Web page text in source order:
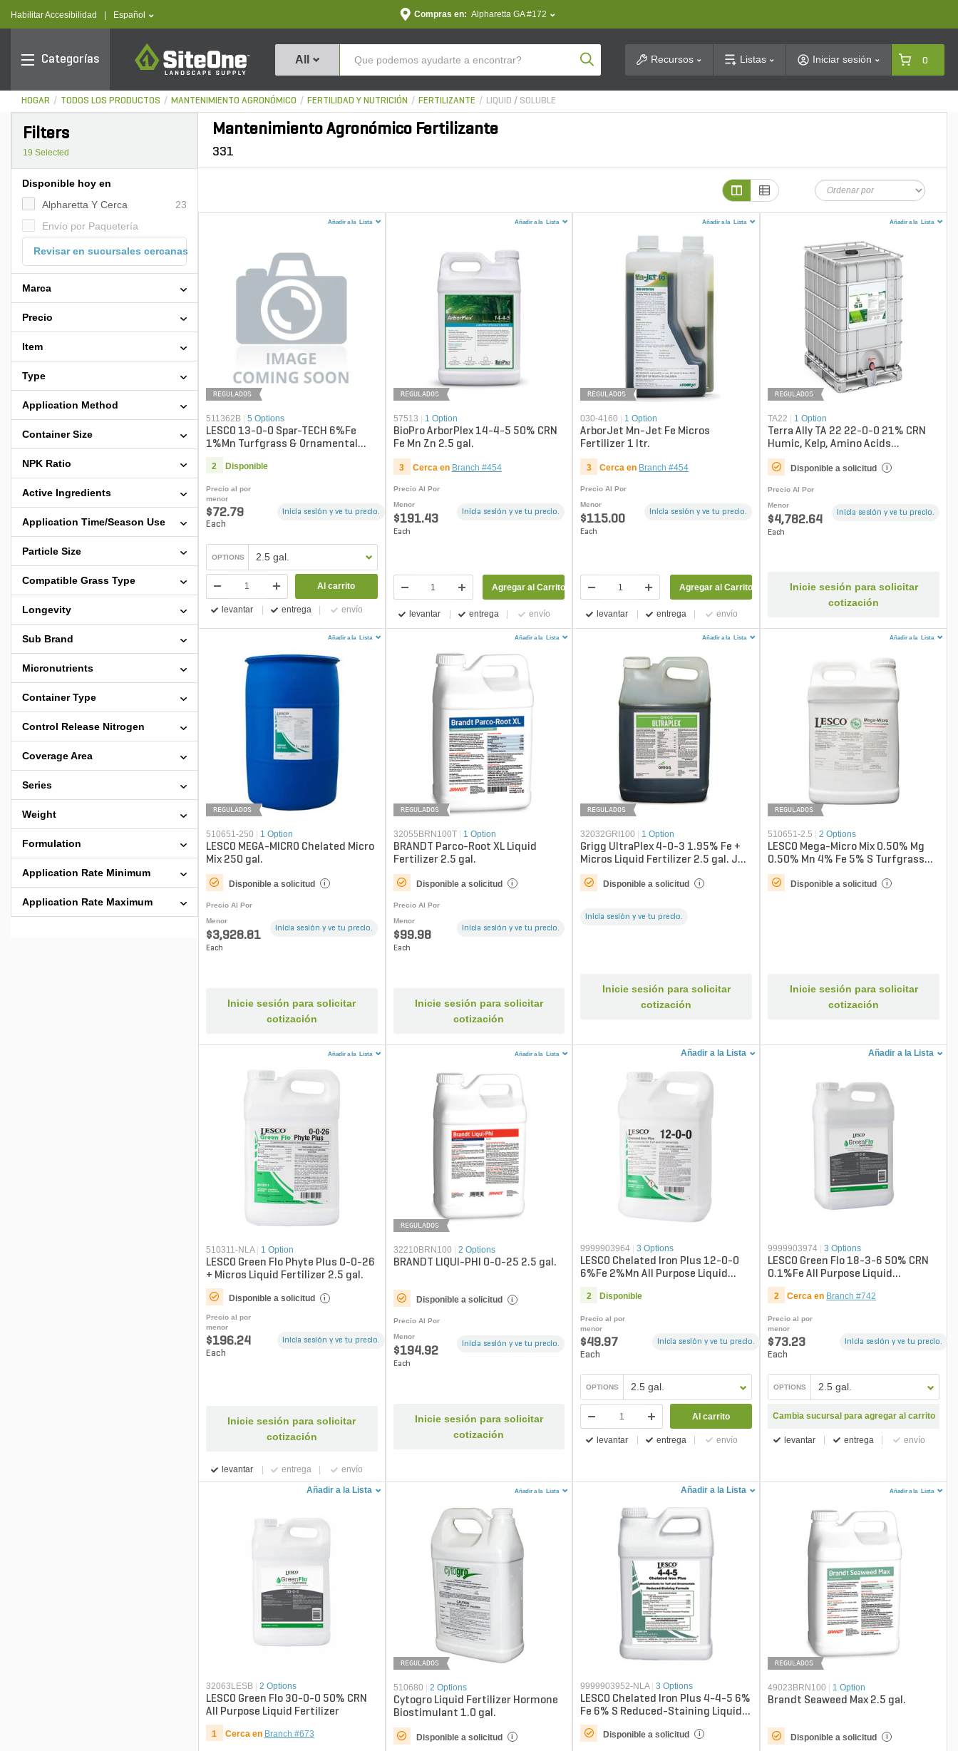
Habilitar Accesibilidad text.language
Español Compras en: Alpharetta GA #172
Categorías
SiteOne
All Product SearchRecursos Listas Iniciar sesión 0
HOGAR TODOS LOS PRODUCTOS MANTENIMIENTO AGRONÓMICO FERTILIDAD Y NUTRICIÓN FERTILIZANTE LIQUID / SOLUBLE
Filters
19 Selected
Disponible hoy en
Alpharetta Y Cerca
23
Envío por Paquetería
Revisar en sucursales cercanas
Marca
Precio
Item
Type
Application Method
Container Size
NPK Ratio
Active Ingredients
Application Time/Season Use
Particle Size
Compatible Grass Type
Longevity
Sub Brand
Micronutrients
Container Type
Control Release Nitrogen
Coverage Area
Series
Weight
Formulation
Application Rate Minimum
Application Rate Maximum
Mantenimiento Agronómico Fertilizante
331
Añadir a la Lista
REGULADOS
511362B | 5 Options
LESCO 13-0-0 Spar-TECH 6%Fe
1%Mn Turfgrass & Ornamental
2 Disponible
Precio al por
menor
$72.79
Each
Inicia sesión y ve tu precio.
OPTIONS 2.5 gal.
Al carrito
levantar entrega envío
Añadir a la Lista
REGULADOS
57513 | 1 Option
BioPro ArborPlex 14-4-5 50% CRN
Fe Mn Zn 2.5 gal.
3 Cerca en Branch #454
Precio Al Por
Menor
$191.43
Each
Inicia sesión y ve tu precio.
Agregar al Carrito
levantar entrega envío
Añadir a la Lista
REGULADOS
030-4160 | 1 Option
ArborJet Mn-Jet Fe Micros
Fertilizer 1 ltr.
3 Cerca en Branch #454
Precio Al Por
Menor
$115.00
Each
Inicia sesión y ve tu precio.
Agregar al Carrito
levantar entrega envío
Añadir a la Lista
REGULADOS
TA22 | 1 Option
Terra Ally TA 22 22-0-0 21% CRN
Humic, Kelp, Amino Acids
Turfgrass Liquid Fertilizer ...
Disponible a solicitud i
Precio Al Por
Menor
$4,782.64
Each
Inicia sesión y ve tu precio.
Inicie sesión para solicitar
cotización
Añadir a la Lista
REGULADOS
510651-250 1 Option
LESCO MEGA-MICRO Chelated Micro
Mix 250 gal.
Disponible a solicitud i
Precio Al Por
Menor
$3,928.81
Each
Inicia sesión y ve tu precio.
Inicie sesión para solicitar
cotización
Añadir a la Lista
REGULADOS
32055BRN100T 1 Option
BRANDT Parco-Root XL Liquid
Fertilizer 2.5 gal.
Disponible a solicitud i
Precio Al Por
Menor
$99.98
Each
Inicia sesión y ve tu precio.
Inicie sesión para solicitar
cotización
Añadir a la Lista
REGULADOS
32032GRI100 1 Option
Grigg UltraPlex 4-0-3 1.95% Fe +
Micros Liquid Fertilizer 2.5 gal. Jug
(QGCY) FLORIDA...
Disponible a solicitud i
Inicia sesión y ve tu precio.
Inicie sesión para solicitar
cotización
Añadir a la Lista
REGULADOS
510651-2.5 2 Options
LESCO Mega-Micro Mix 0.50% Mg
0.50% Mn 4% Fe 5% S Turfgrass
Liquid Fertilizer 2.5 gal...
Disponible a solicitud i
Inicie sesión para solicitar
cotización
Añadir a la Lista
510311-NLA 1 Option
LESCO Green Flo Phyte Plus 0-0-26
+ Micros Liquid Fertilizer 2.5 gal.
Disponible a solicitud i
Precio al por
menor
$196.24
Each
Inicia sesión y ve tu precio.
Inicie sesión para solicitar
cotización
levantar entrega envío
Añadir a la Lista
REGULADOS
32210BRN100 2 Options
BRANDT LIQUI-PHI 0-0-25 2.5 gal.
Disponible a solicitud i
Precio Al Por
Menor
$194.92
Each
Inicia sesión y ve tu precio.
Inicie sesión para solicitar
cotización
Añadir a la Lista
9999903964 3 Options
LESCO Chelated Iron Plus 12-0-0
6%Fe 2%Mn All Purpose Liquid
2 Disponible
Precio al por
menor
$49.97
Each
Inicia sesión y ve tu precio.
OPTIONS 2.5 gal.
Al carrito
levantar entrega envío
Añadir a la Lista
9999903974 3 Options
LESCO Green Flo 18-3-6 50% CRN
0.1%Fe All Purpose Liquid
Fertilizer
2 Cerca en Branch #742
Precio al por
menor
$73.23
Each
Inicia sesión y ve tu precio.
OPTIONS 2.5 gal.
Cambia sucursal para agregar al carrito
levantar entrega envío
Añadir a la Lista
32063LESB | 2 Options
LESCO Green Flo 30-0-0 50% CRN
All Purpose Liquid Fertilizer
1 Cerca en Branch #673
Añadir a la Lista
REGULADOS
510680 | 2 Options
Cytogro Liquid Fertilizer Hormone
Biostimulant 1.0 gal.
Disponible a solicitud i
Añadir a la Lista
9999903952-NLA | 3 Options
LESCO Chelated Iron Plus 4-4-5 6%
Fe 6% S Reduced-Staining Liquid
Fertilizer
Disponible a solicitud i
Añadir a la Lista
REGULADOS
49023BRN100 | 1 Option
Brandt Seaweed Max 2.5 gal.
Disponible a solicitud i